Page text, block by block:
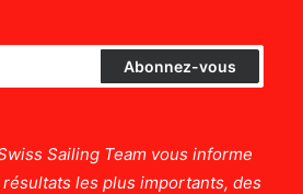
Sailing Team vous informe
les plus importants, des